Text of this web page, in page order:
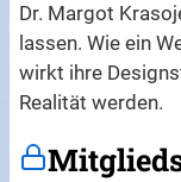
Dr. Margot
lassen. Wie ein
wirkt ihre
Realität werden.